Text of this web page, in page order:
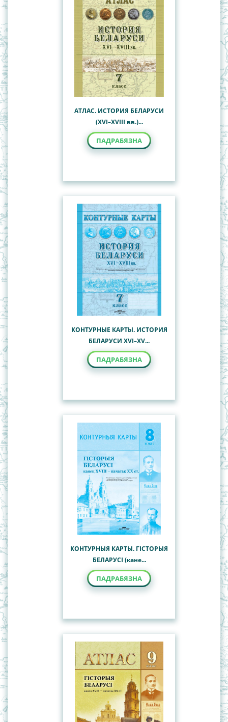
АТЛАС. ИСТОРИЯ БЕЛАРУСИ
(ХVІ–ХVІII вв.)...
ПАДРАБЯЗНА
КОНТУРНЫЕ КАРТЫ. ИСТОРИЯ
БЕЛАРУСИ XVI–XV...
ПАДРАБЯЗНА
КОНТУРНЫЯ КАРТЫ. ГІСТОРЫЯ
БЕЛАРУСІ (кане...
ПАДРАБЯЗНА